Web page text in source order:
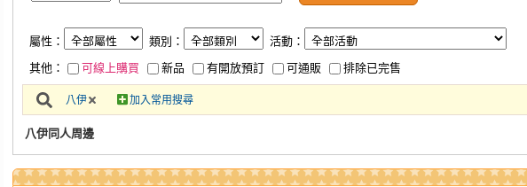
屬性： 類別：
活動：
其他：
可線上購買 新品 有開放預訂 可通販 排除已完售
八伊 加入常用搜尋
八伊同人周邊